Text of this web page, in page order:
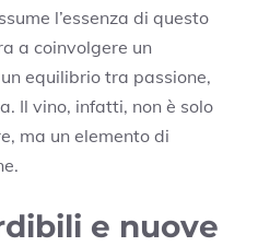
l’essenza di questo
a coinvolgere un
equilibrio tra passione,
Il vino, infatti, non è solo
ma un elemento di
e nuove